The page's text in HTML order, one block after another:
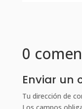
0
Enviar un
Tu dirección de